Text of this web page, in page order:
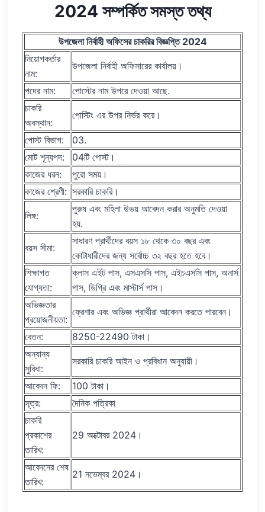
2024 সম্পর্কিত সমস্ত তথ্য
উপজেলা নির্বাহী অফিসের চাকরির বিজ্ঞপ্তি 2024
নিয়োগকর্তার
নাম:
উপজেলা নির্বাহী অফিসারের কার্যালয়।
পদের নাম:
পোস্টের নাম উপরে দেওয়া আছে.
চাকরি
অবস্থান:
পোস্টিং এর উপর নির্ভর করে।
পোস্ট বিভাগ:
03.
মোট শূন্যপদ:
04টি পোস্ট।
কাজের ধরন:
পুরো সময়।
কাজের শ্রেণী: সরকারি চাকরি।
লিঙ্গ:
পুরুষ এবং মহিলা উভয় আবেদন করার অনুমতি দেওয়া
হয়.
বয়স সীমা:
সাধারণ প্রার্থীদের বয়স ১৮ থেকে ৩০ বছর এবং
কোটাধারীদের জন্য সর্বোচ্চ ৩২ বছর হতে হবে।
শিক্ষাগত
যোগ্যতা:
ক্লাস এইট পাস, এসএসসি পাস, এইচএসসি পাস, অনার্স
পাস, ডিগ্রি এবং মাস্টার্স পাস।
অভিজ্ঞতার
প্রয়োজনীয়তা:
ফ্রেশার এবং অভিজ্ঞ প্রার্থীরা আবেদন করতে পারবেন।
বেতন:
8250-22490 টাকা।
অন্যান্য
সুবিধা:
সরকারি চাকরি আইন ও প্রবিধান অনুযায়ী।
আবেদন ফি:
100 টাকা।
সূত্র:
দৈনিক পত্রিকা
চাকরি
প্রকাশের
তারিখ:
29 অক্টোবর 2024।
আবেদনের শেষ
তারিখ:
21 নভেম্বর 2024।